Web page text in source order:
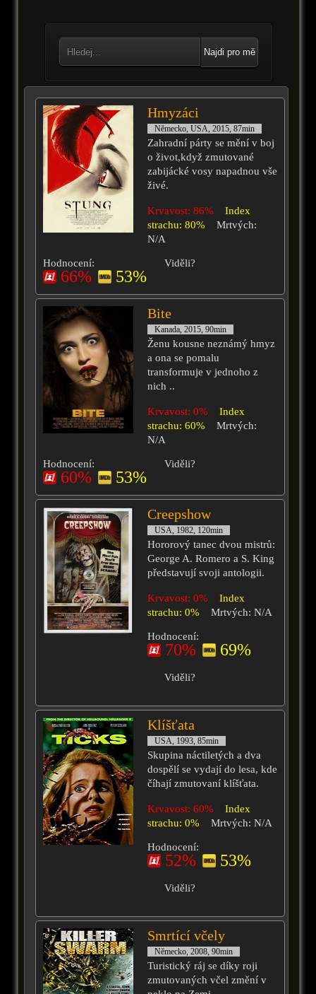
Najdi pro mě
Hmyzáci
Německo, USA, 2015, 87min
Zahradní párty se mění v boj
o život,když zmutované
zabijácké vosy napadnou vše
živé.
Krvavost: 86%
Index
strachu: 80%
Mrtvých:
N/A
Hodnocení:
66% 53%
Viděli?
Bite
Kanada, 2015, 90min
Ženu kousne neznámý hmyz
a ona se pomalu
transformuje v jednoho z
nich ..
Krvavost: 0%
Index
strachu: 60%
Mrtvých:
N/A
Hodnocení:
60% 53%
Viděli?
Creepshow
USA, 1982, 120min
Hororový tanec dvou mistrů:
George A. Romero a S. King
představují svoji antologii.
Krvavost: 0%
Index
strachu: 0%
Mrtvých: N/A
Hodnocení:
70% 69%
Viděli?
Klíšťata
USA, 1993, 85min
Skupina náctiletých a dva
dospělí se vydají do lesa, kde
číhají zmutovaní klíšťata.
Krvavost: 60%
Index
strachu: 0%
Mrtvých: N/A
Hodnocení:
52% 53%
Viděli?
Smrtící včely
Německo, 2008, 90min
Turistický ráj se díky roji
zmutovaných včel změní v